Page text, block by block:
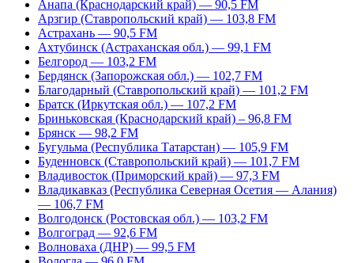
Анапа (Краснодарский край) — 90,5 FM
Арзгир (Ставропольский край) — 103,8 FM
Астрахань — 90,5 FM
Ахтубинск (Астраханская обл.) — 99,1 FM
Белгород — 103,2 FM
Бердянск (Запорожская обл.) — 102,7 FM
Благодарный (Ставропольский край) — 101,2 FM
Братск (Иркутская обл.) — 107,2 FM
Бриньковская (Краснодарский край) – 96,8 FM
Брянск — 98,2 FM
Бугульма (Республика Татарстан) — 105,9 FM
Буденновск (Ставропольский край) — 101,7 FM
Владивосток (Приморский край) — 97,3 FM
Владикавказ (Республика Северная Осетия — Алания)
— 106,7 FM
Волгодонск (Ростовская обл.) — 103,2 FM
Волгоград — 92,6 FM
Волноваха (ДНР) — 99,5 FM